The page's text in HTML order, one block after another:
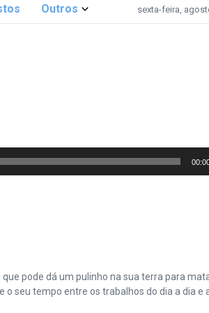
Outros sexta-feira,
pode dá um pulinho na sua terra para
seu tempo entre os trabalhos do dia a dia e